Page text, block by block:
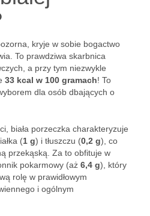
kryje w sobie bogactwo
To prawdziwa skarbnica
a przy tym niezwykle
33 kcal w 100 gramach! To
dla osób dbających o
biała porzeczka charakteryzuje
(1 g) i tłuszczu (0,2 g), co
przekąską. Za to obfituje w
pokarmowy (aż 6,4 g), który
rolę w prawidłowym
i ogólnym